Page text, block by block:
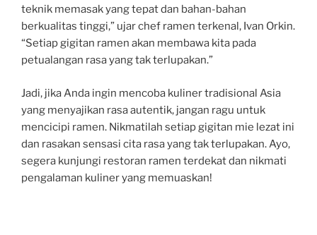
teknik memasak yang tepat dan bahan-bahan
berkualitas tinggi,” ujar chef ramen terkenal, Ivan Orkin.
“Setiap gigitan ramen akan membawa kita pada
petualangan rasa yang tak terlupakan.”
Jadi, jika Anda ingin mencoba kuliner tradisional Asia
yang menyajikan rasa autentik, jangan ragu untuk
mencicipi ramen. Nikmatilah setiap gigitan mie lezat ini
dan rasakan sensasi cita rasa yang tak terlupakan. Ayo,
segera kunjungi restoran ramen terdekat dan nikmati
pengalaman kuliner yang memuaskan!